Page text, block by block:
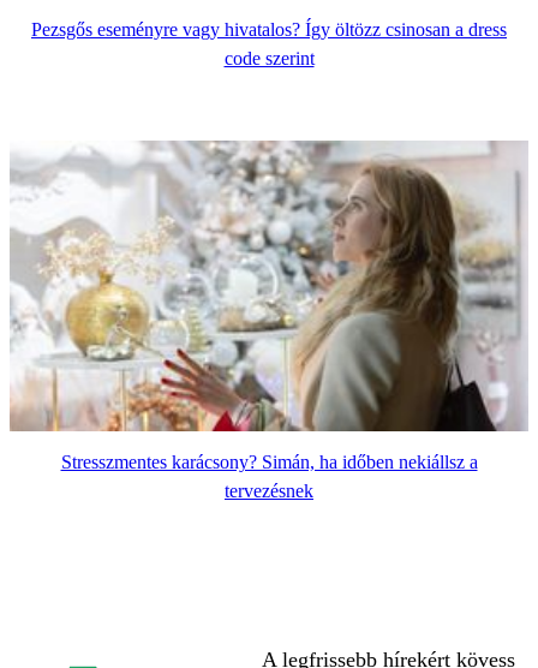
Pezsgős eseményre vagy hivatalos? Így öltözz csinosan a dress
code szerint
Stresszmentes karácsony? Simán, ha időben nekiállsz a
tervezésnek
A legfrissebb hírekért kövess